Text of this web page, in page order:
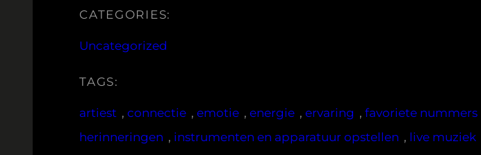
CATEGORIES:
Uncategorized
TAGS:
artiest , connectie , emotie , energie , ervaring , favoriete nummers
herinneringen , instrumenten en apparatuur opstellen , live muziek